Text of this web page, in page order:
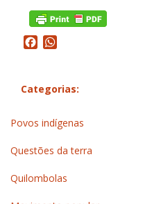
Facebook
Categorias:
Povos indígenas
Questões da terra
Quilombolas